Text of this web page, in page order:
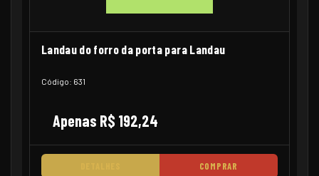
Landau do forro da porta para Landau
Código: 631
Apenas R$ 192,24
COMPRAR